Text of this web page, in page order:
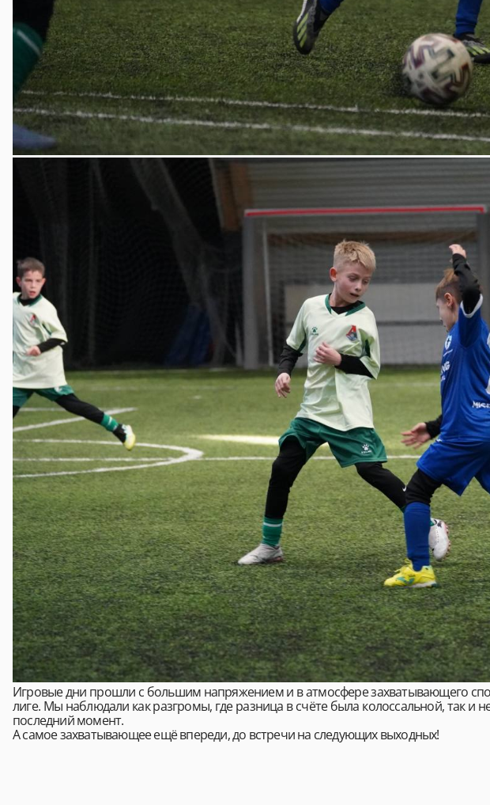
Игровые дни прошли с большим напряжением и в атмосфере захватывающего
лиге. Мы наблюдали как разгромы, где разница в счёте была колоссальной, так и
последний момент.
А самое захватывающее ещё впереди, до встречи на следующих выходных!